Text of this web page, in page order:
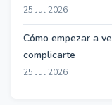
25 Jul 2026
Cómo empezar a
complicarte
25 Jul 2026